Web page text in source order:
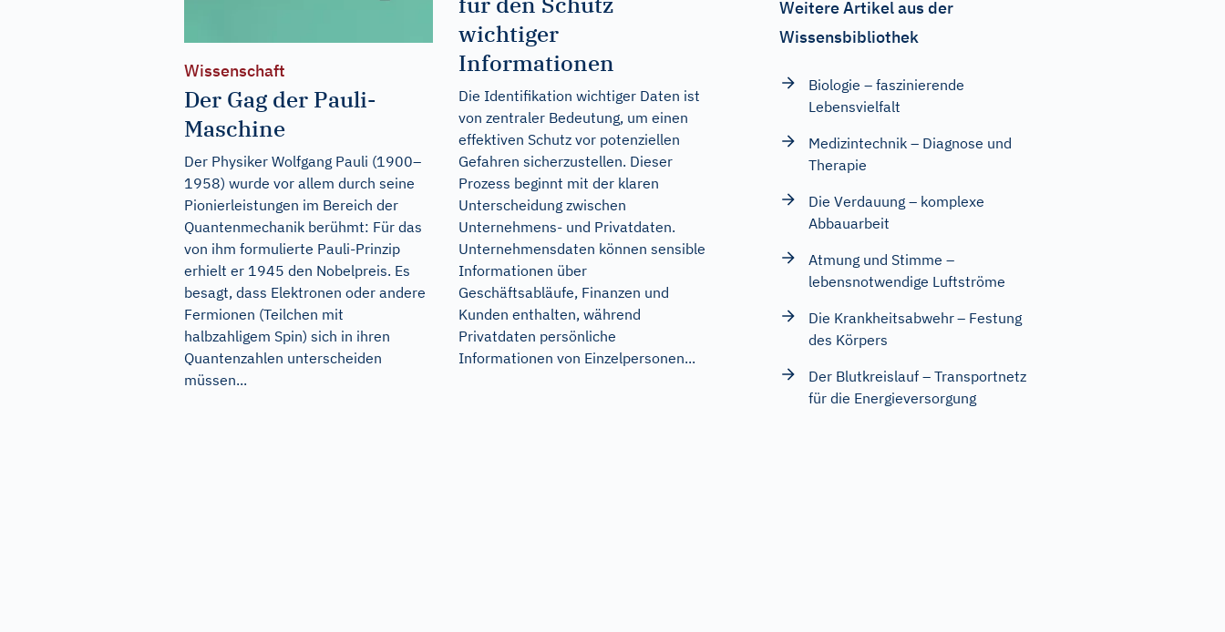
Wissenschaft
Der Gag der Pauli-
Maschine
Der Physiker Wolfgang Pauli (1900–
1958) wurde vor allem durch seine
Pionierleistungen im Bereich der
Quantenmechanik berühmt: Für das
von ihm formulierte Pauli-Prinzip
erhielt er 1945 den Nobelpreis. Es
besagt, dass Elektronen oder andere
Fermionen (Teilchen mit
halbzahligem Spin) sich in ihren
Quantenzahlen unterscheiden
müssen...
wichtiger
Informationen
Die Identifikation wichtiger Daten ist
von zentraler Bedeutung, um einen
effektiven Schutz vor potenziellen
Gefahren sicherzustellen. Dieser
Prozess beginnt mit der klaren
Unterscheidung zwischen
Unternehmens- und Privatdaten.
Unternehmensdaten können sensible
Informationen über
Geschäftsabläufe, Finanzen und
Kunden enthalten, während
Privatdaten persönliche
Informationen von Einzelpersonen...
Weitere Artikel aus der
Wissensbibliothek
Biologie – faszinierende
Lebensvielfalt
Medizintechnik – Diagnose und
Therapie
Die Verdauung – komplexe
Abbauarbeit
Atmung und Stimme –
lebensnotwendige Luftströme
Die Krankheitsabwehr – Festung
des Körpers
Der Blutkreislauf – Transportnetz
für die Energieversorgung